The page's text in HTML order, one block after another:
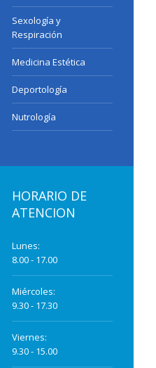
Sexología y
Respiración
Medicina Estética
Deportología
Nutrología
HORARIO DE
ATENCION
Lunes:
8.00 - 17.00
Miércoles:
9.30 - 17.30
Viernes:
9.30 - 15.00